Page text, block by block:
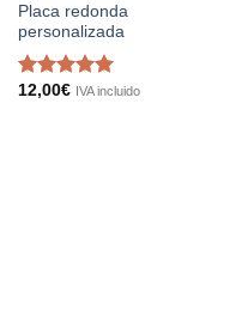
Placa redonda
personalizada
Valorado
12,00€ IVA incluido